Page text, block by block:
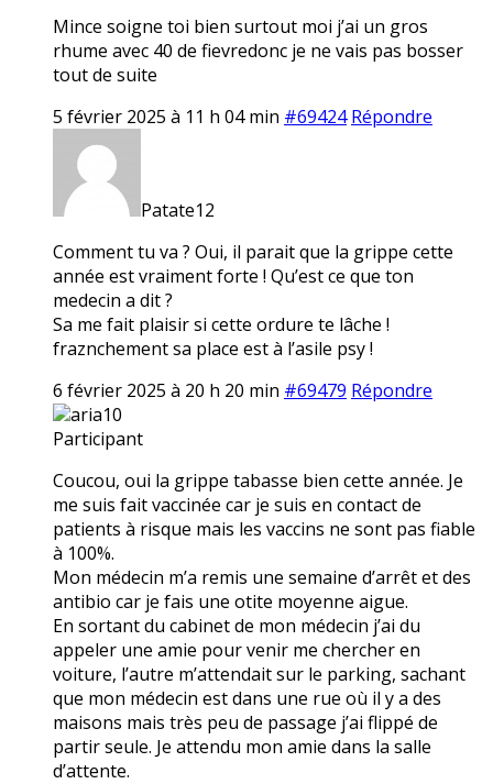
Mince soigne toi bien surtout moi j’ai un gros
rhume avec 40 de fievredonc je ne vais pas bosser
tout de suite
5 février 2025 à 11 h 04 min #69424 Répondre
Patate12
Comment tu va ? Oui, il parait que la grippe cette
année est vraiment forte ! Qu’est ce que ton
medecin a dit ?
Sa me fait plaisir si cette ordure te lâche !
fraznchement sa place est à l’asile psy !
6 février 2025 à 20 h 20 min #69479 Répondre
aria10
Participant
Coucou, oui la grippe tabasse bien cette année. Je
me suis fait vaccinée car je suis en contact de
patients à risque mais les vaccins ne sont pas fiable
à 100%.
Mon médecin m’a remis une semaine d’arrêt et des
antibio car je fais une otite moyenne aigue.
En sortant du cabinet de mon médecin j’ai du
appeler une amie pour venir me chercher en
voiture, l’autre m’attendait sur le parking, sachant
que mon médecin est dans une rue où il y a des
maisons mais très peu de passage j’ai flippé de
partir seule. Je attendu mon amie dans la salle
d’attente.